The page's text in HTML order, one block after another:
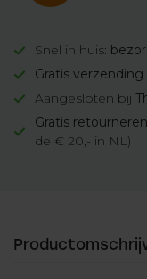
Snel in huis:
Gratis verzending
Aangesloten bij
Gratis retourneren
de € 20,- in NL)